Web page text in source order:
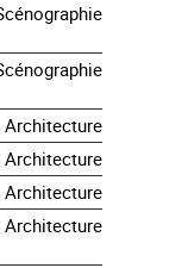
Architecture
Architecture
Architecture
Architecture